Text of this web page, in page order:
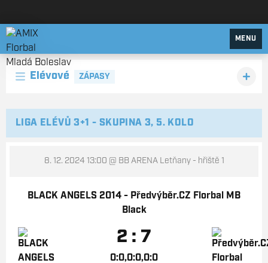
AMIX Florbal Mladá Boleslav
MENU
Elévové ZÁPASY
LIGA ELÉVŮ 3+1 - SKUPINA 3, 5. KOLO
8. 12. 2024 13:00 @ BB ARENA Letňany - hřiště 1
BLACK ANGELS 2014 - Předvýběr.CZ Florbal MB
Black
2 : 7
0:0,0:0,0:0